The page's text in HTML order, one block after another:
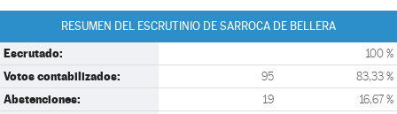
RESUMEN DEL ESCRUTINIO DE SARROCA DE BELLERA
Escrutado: 100 %
Votos contabilizados: 95 83,33 %
Abstenciones: 19 16,67 %